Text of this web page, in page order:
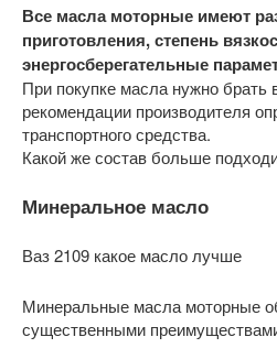
Все масла моторные имеют
приготовления, степень
энергосберегательные
При покупке масла нужно брать
рекомендации производителя
транспортного средства.
Какой же состав больше
Минеральное масло
Ваз 2109 какое масло лучше
Минеральные масла моторные
существенными